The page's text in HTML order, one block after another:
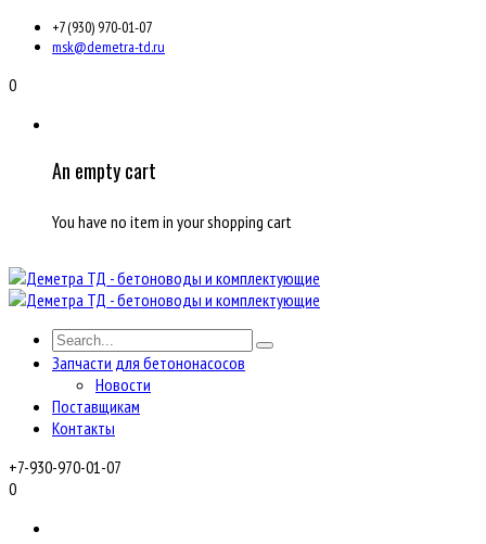
+7 (930) 970-01-07
msk@demetra-td.ru
0
An empty cart
You have no item in your shopping cart
Запчасти для бетононасосов
Новости
Поставщикам
Контакты
+7-930-970-01-07
0